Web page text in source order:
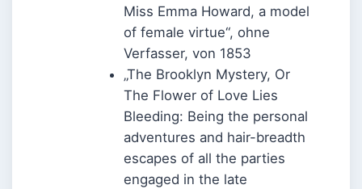
Miss Emma Howard, a model
of female virtue“, ohne
Verfasser, von 1853
„The Brooklyn Mystery, Or
The Flower of Love Lies
Bleeding: Being the personal
adventures and hair-breadth
escapes of all the parties
engaged in the late